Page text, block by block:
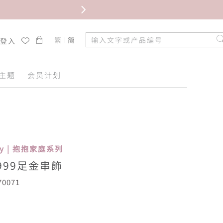
入 繁 简
题 会员计划
| 抱抱家庭系列
足金串飾